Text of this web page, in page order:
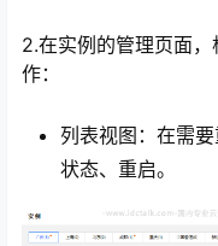
2.在实例的管理页面
作：
列表视图：在需
状态、重启。